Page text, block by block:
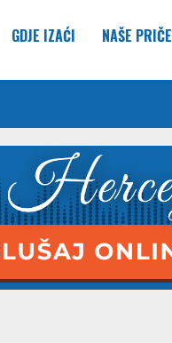
GDJE IZAĆI NAŠE PRIČE